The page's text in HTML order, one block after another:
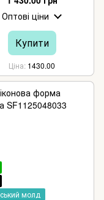
Оптові ціни
Купити
Ціна 1430.00
молд